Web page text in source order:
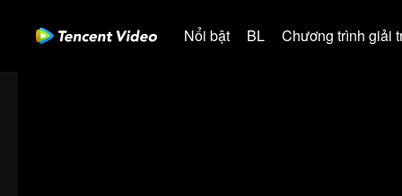
Nổi bật BL Chương trình giải